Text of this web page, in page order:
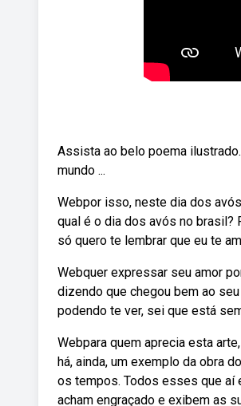
Assista ao belo poema
mundo ...
Webpor isso, neste dia dos
qual é o dia dos avós no brasil?
só quero te lembrar que eu te
Webquer expressar seu amor
dizendo que chegou bem ao
podendo te ver, sei que está
Webpara quem aprecia esta
há, ainda, um exemplo da obra
os tempos. Todos esses que aí
acham engraçado e exibem as